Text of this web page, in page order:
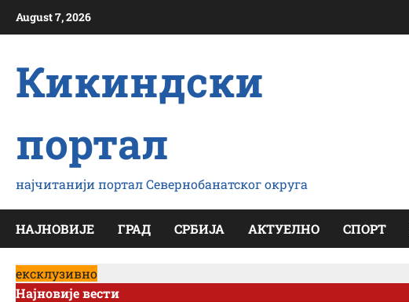
August 7, 2026
Кикиндски
портал
најчитанији портал Севернобанатског округа
НАЈНОВИЈЕ ГРАД СРБИЈА АКТУЕЛНО СПОРТ
ексклузивно
Најновије вести